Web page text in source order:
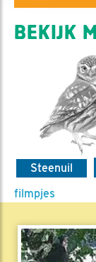
BEKIJK
Steenuil
filmpjes